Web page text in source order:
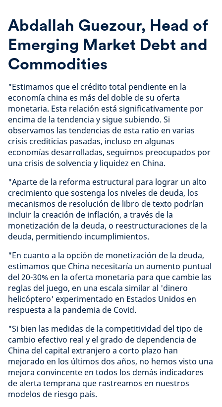
Abdallah Guezour, Head of
Emerging Market Debt and
Commodities
"Estimamos que el crédito total pendiente en la
economía china es más del doble de su oferta
monetaria. Esta relación está significativamente por
encima de la tendencia y sigue subiendo. Si
observamos las tendencias de esta ratio en varias
crisis crediticias pasadas, incluso en algunas
economías desarrolladas, seguimos preocupados por
una crisis de solvencia y liquidez en China.
"Aparte de la reforma estructural para lograr un alto
crecimiento que sostenga los niveles de deuda, los
mecanismos de resolución de libro de texto podrían
incluir la creación de inflación, a través de la
monetización de la deuda, o reestructuraciones de la
deuda, permitiendo incumplimientos.
"En cuanto a la opción de monetización de la deuda,
estimamos que China necesitaría un aumento puntual
del 20-30% en la oferta monetaria para que cambie las
reglas del juego, en una escala similar al 'dinero
helicóptero' experimentado en Estados Unidos en
respuesta a la pandemia de Covid.
"Si bien las medidas de la competitividad del tipo de
cambio efectivo real y el grado de dependencia de
China del capital extranjero a corto plazo han
mejorado en los últimos dos años, no hemos visto una
mejora convincente en todos los demás indicadores
de alerta temprana que rastreamos en nuestros
modelos de riesgo país.